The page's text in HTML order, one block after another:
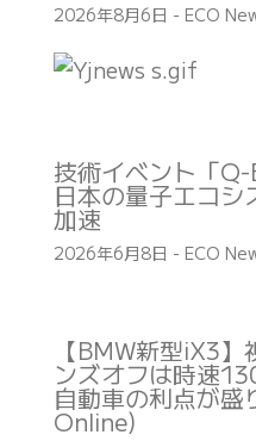
2026年8月6日 - ECO
技術イベント「
日本の量子エコシ
加速
2026年6月8日 - ECO
【BMW新型iX3
ンズオフは時速
自動車の利点が盛
Online)